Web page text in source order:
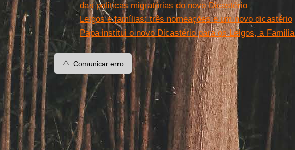
das políticas migratórias do novo Dicastério
Leigos e famílias: três nomeações e um novo dicastério
Papa institui o novo Dicastério para os Leigos, a
⚠️ Comunicar erro